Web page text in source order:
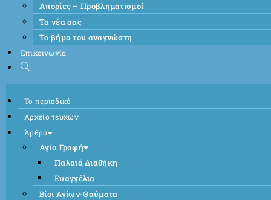
Απορίες – Προβληματισμοί
Τα νέα σας
Το βήμα του αναγνώστη
Επικοινωνία
Το περιοδικό
Αρχείο τευχών
Άρθρα
Αγία Γραφή
Παλαιά Διαθήκη
Ευαγγέλια
Βίοι Αγίων-Θαύματα